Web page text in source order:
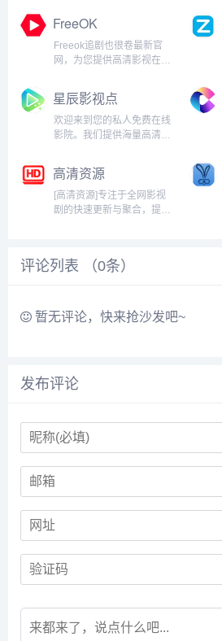
影、口碑剧集还是人气综
艺，我们都为你一站式呈
现。...
FreeOK
Freeok追剧也很卷最新官
网，为您提供高清影视在线
新电视剧在线播放、热门电
影免费观看内容，涵盖综艺
动漫等全品类资源，每日更
新热播剧，高清流畅、无广
星辰影视点
欢迎来到您的私人免费在线
影院。我们提供海量高清电
短剧资源，全部支持免费在
线观看。享受无广告、高清
流畅的极致观影体验，每日
同步更新，是您网络追剧的
高清资源
[高清资源]专注于全网影视
剧的快速更新与聚合，提供
剧集更新快、独家高清资
求。...
评论列表 （0条）
暂无评论，快来抢沙发吧~
发布评论